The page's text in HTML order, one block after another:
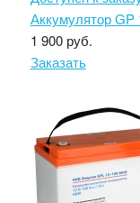
Аккумулятор GP
1 900 руб.
Заказать